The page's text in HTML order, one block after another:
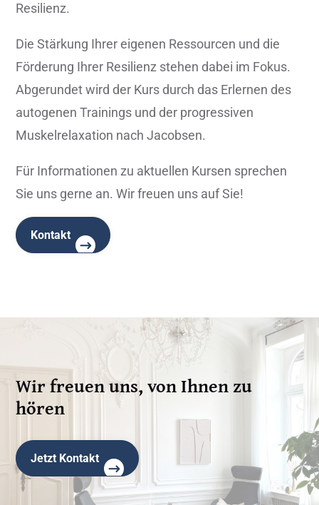
Resilienz.
Die Stärkung Ihrer eigenen Ressourcen und die
Förderung Ihrer Resilienz stehen dabei im Fokus.
Abgerundet wird der Kurs durch das Erlernen des
autogenen Trainings und der progressiven
Muskelrelaxation nach Jacobsen.
Für Informationen zu aktuellen Kursen sprechen
Sie uns gerne an. Wir freuen uns auf Sie!
Kontakt
Wir freuen uns, von Ihnen zu
hören
Jetzt Kontakt